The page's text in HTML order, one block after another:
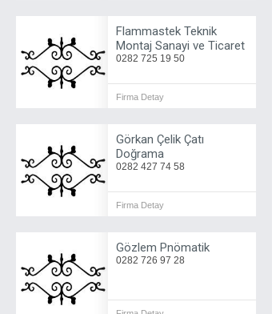
Flammastek Teknik
Montaj Sanayi ve Ticaret
0282 725 19 50
Firma Detay
Görkan Çelik Çatı
Doğrama
0282 427 74 58
Firma Detay
Gözlem Pnömatik
0282 726 97 28